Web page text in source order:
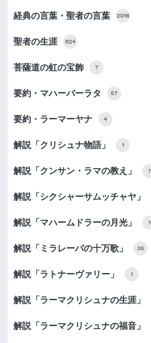
経典の言葉・聖者の言葉 2016
聖者の生涯 824
菩薩道の虹の宝飾 7
要約・マハーバーラタ 57
要約・ラーマーヤナ 4
解説「クリシュナ物語」 1
解説「クンサン・ラマの教え」 1
解説「シクシャーサムッチャヤ」
解説「マハームドラーの月光」 1
解説「ミラレーパの十万歌」 35
解説「ラトナーヴァリー」 1
解説「ラーマクリシュナの生涯」
解説「ラーマクリシュナの福音」